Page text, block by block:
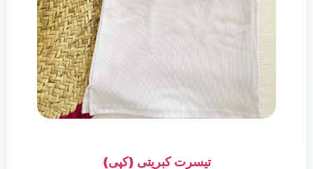
تیسرت کبریتی (کپی)